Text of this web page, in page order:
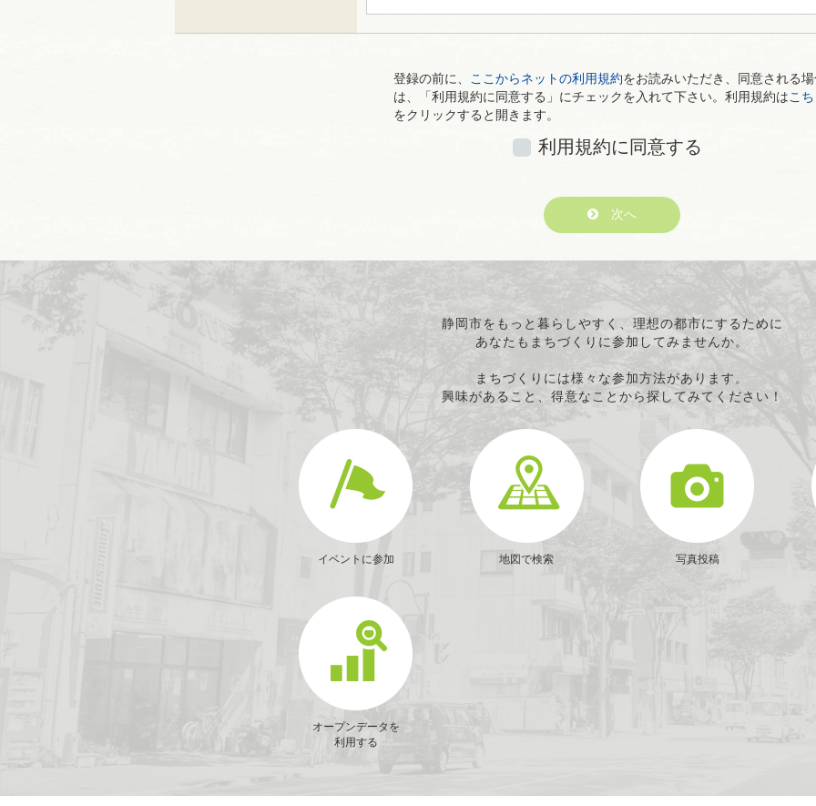
登録の前に、 ここからネットの利用規約をお読みいただき、同意される
は、「利用規約に同意する」にチェックを入れて下さい。利用規約はこ
をクリックすると開きます。
利用規約に同意する
次へ
静岡市をもっと暮らしやすく、理想の都市にするために
あなたもまちづくりに参加してみませんか。
まちづくりには様々な参加方法があります。
興味があること、得意なことから探してみてください！
イベントに参加 地図で検索 写真投稿
オープンデータを
利用する